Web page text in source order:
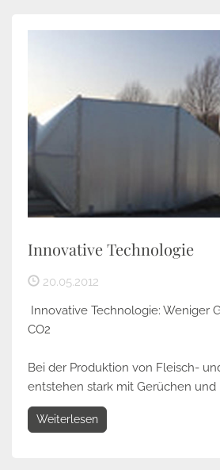
Innovative Technologie
20.05.2012
Innovative Technologie: Weniger
CO2
Bei der Produktion von Fleisch-
entstehen stark mit Gerüchen und
Weiterlesen